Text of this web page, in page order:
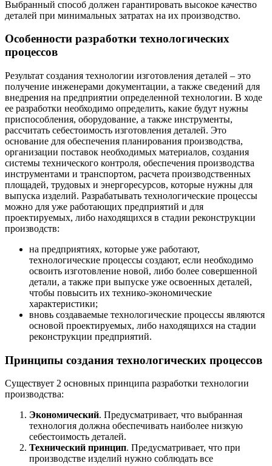
Выбранный способ должен гарантировать высокое качество
деталей при минимальных затратах на их производство.
Особенности разработки технологических
процессов
Результат создания технологии изготовления деталей – это
получение инженерами документации, а также сведений для
внедрения на предприятии определенной технологии. В ходе
ее разработки необходимо определить, какие будут нужны
приспособления, оборудование, а также инструменты,
рассчитать себестоимость изготовления деталей. Это
основание для обеспечения планирования производства,
организации поставок необходимых материалов, создания
системы технического контроля, обеспечения производства
инструментами и транспортом, расчета производственных
площадей, трудовых и энергоресурсов, которые нужны для
выпуска изделий. Разрабатывать технологические процессы
можно для уже работающих предприятий и для
проектируемых, либо находящихся в стадии реконструкции
производств:
на предприятиях, которые уже работают,
технологические процессы создают, если необходимо
освоить изготовление новой, либо более совершенной
детали, а также при выпуске уже освоенных деталей,
чтобы повысить их технико-экономические
характеристики;
вновь создаваемые технологические процессы являются
основой проектируемых, либо находящихся на стадии
реконструкции предприятий.
Принципы создания технологических процессов
Существует 2 основных принципа разработки технологии
производства:
Экономический. Предусматривает, что выбранная
технология должна обеспечивать наиболее низкую
себестоимость деталей.
Технический принцип. Предусматривает, что при
производстве изделий нужно соблюдать все